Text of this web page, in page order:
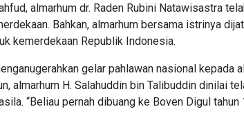
almarhum dr. Raden Rubini Natawisastra
Bahkan, almarhum bersama istrinya
kemerdekaan Republik Indonesia.
gelar pahlawan nasional kepada
almarhum H. Salahuddin bin Talibuddin dinilai
“Beliau pernah dibuang ke Boven Digul